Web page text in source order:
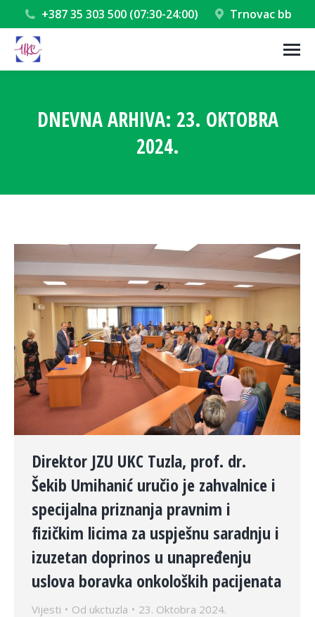
+387 35 303 500 (07:30-24:00) Trnovac bb
DNEVNA ARHIVA: 23. OKTOBRA
2024.
Direktor JZU UKC Tuzla, prof. dr.
Šekib Umihanić uručio je zahvalnice i
specijalna priznanja pravnim i
fizičkim licima za uspješnu saradnju i
izuzetan doprinos u unapređenju
uslova boravka onkoloških pacijenata
Vijesti Od ukctuzla 23. Oktobra 2024.